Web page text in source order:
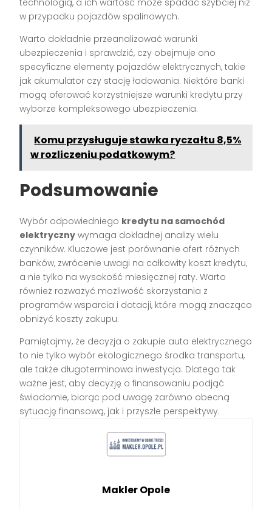
technologią, a ich wartość może spadać szybciej niż
w przypadku pojazdów spalinowych.
Warto dokładnie przeanalizować warunki
ubezpieczenia i sprawdzić, czy obejmuje ono
specyficzne elementy pojazdów elektrycznych, takie
jak akumulator czy stację ładowania. Niektóre banki
mogą oferować korzystniejsze warunki kredytu przy
wyborze kompleksowego ubezpieczenia.
Komu przysługuje stawka ryczałtu 8,5%
w rozliczeniu podatkowym?
Podsumowanie
Wybór odpowiedniego kredytu na samochód
elektryczny wymaga dokładnej analizy wielu
czynników. Kluczowe jest porównanie ofert różnych
banków, zwrócenie uwagi na całkowity koszt kredytu,
a nie tylko na wysokość miesięcznej raty. Warto
również rozważyć możliwość skorzystania z
programów wsparcia i dotacji, które mogą znacząco
obniżyć koszty zakupu.
Pamiętajmy, że decyzja o zakupie auta elektrycznego
to nie tylko wybór ekologicznego środka transportu,
ale także długoterminowa inwestycja. Dlatego tak
ważne jest, aby decyzję o finansowaniu podjąć
świadomie, biorąc pod uwagę zarówno obecną
sytuację finansową, jak i przyszłe perspektywy.
Makler Opole